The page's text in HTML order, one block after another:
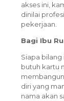
akses ini,
dinilai
pekerjaan.
Bagi Ibu
Siapa bilang
butuh kartu
diri yang
nama akan